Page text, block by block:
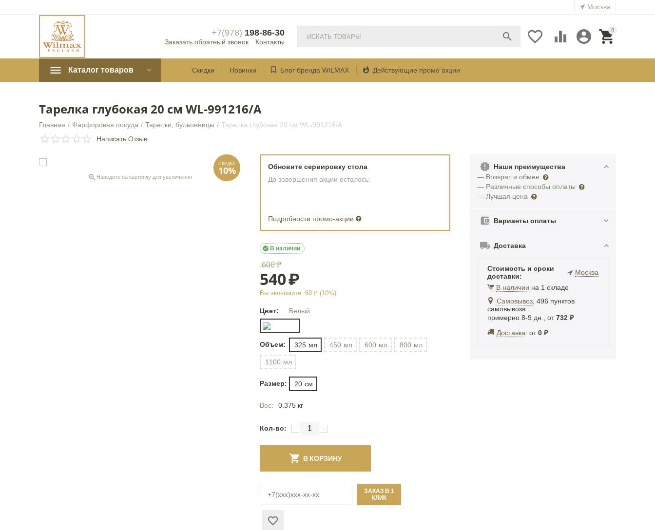
Москва
+7(978) 198-86-30
Заказать обратный звонок Контакты
0


 

Каталог товаров Скидки Новинки  Блог бренда WILMAX  Действующие промо акции
Тарелка глубокая 20 см WL‑991216/A
Главная / Фарфоровая посуда / Тарелки, бульонницы / Тарелка глубокая 20 см WL‑991216/A
Написать Отзыв
 Наведите на картинку для увеличения
Обновите сервировку стола
До завершения акции осталось:
Подробности промо-акции
В наличии

600 ₽
540₽
Вы экономите:60 ₽ (10%)
Цвет: Белый
Объем: 325 мл 450 мл 600 мл 800 мл
1100 мл
Размер: 20 см
Вес: 0.375 кг
Кол-во: +
−
В КОРЗИНУ
ЗАКАЗ В 1
КЛИК
Наши преимущества
— Возврат и обмен
— Различные способы оплаты
— Лучшая цена
Варианты оплаты
Доставка
Стоимость и сроки
доставки:
Москва
В наличии на 1 складе
Самовывоз , 496 пунктов
самовывоза:
примерно 8-9 дн., от732 ₽
Доставка: от0 ₽